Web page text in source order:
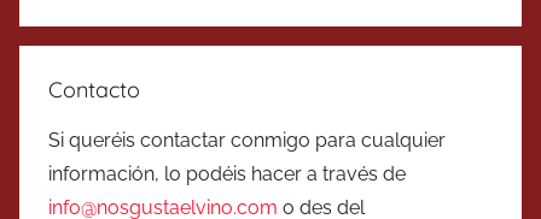
Contacto
Si queréis contactar conmigo para cualquier
información, lo podéis hacer a través de
info@nosgustaelvino.com o des del